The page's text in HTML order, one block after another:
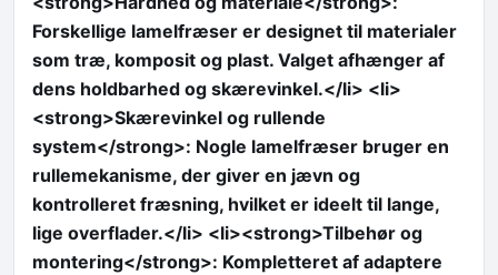
Forskellige lamelfræser er designet til materialer
som træ, komposit og plast. Valget afhænger af
dens holdbarhed og skærevinkel.</li> <li>
<strong>Skærevinkel og rullende
system</strong>: Nogle lamelfræser bruger en
rullemekanisme, der giver en jævn og
kontrolleret fræsning, hvilket er ideelt til lange,
lige overflader.</li> <li><strong>Tilbehør og
montering</strong>: Kompletteret af adaptere